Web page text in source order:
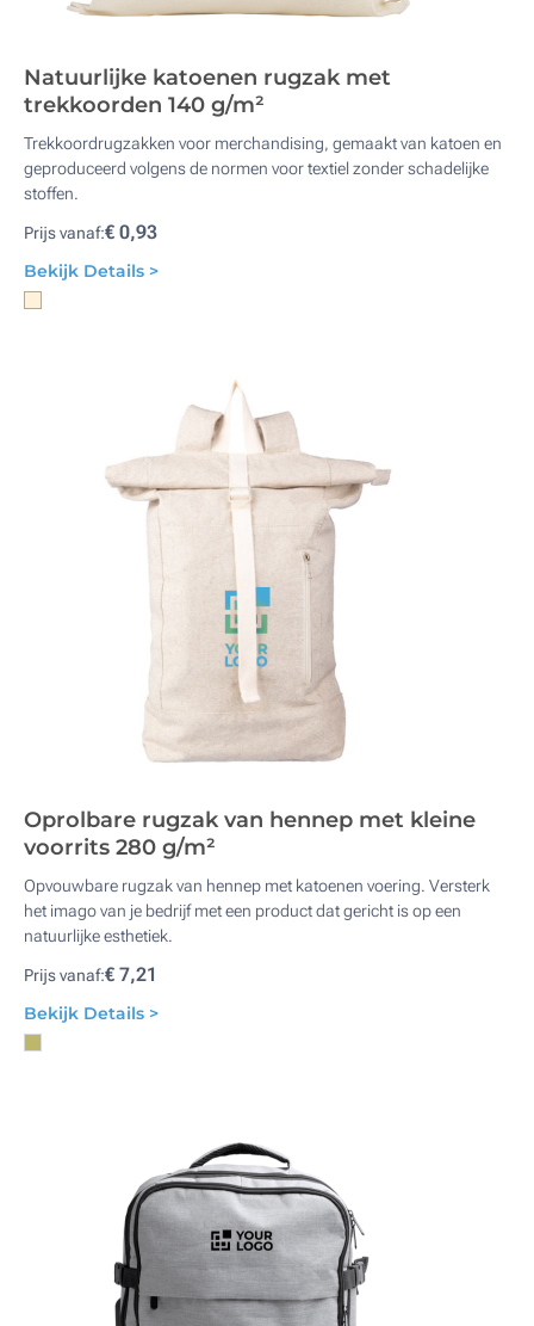
Natuurlijke katoenen rugzak met
trekkoorden 140 g/m²
Trekkoordrugzakken voor merchandising, gemaakt van katoen en
geproduceerd volgens de normen voor textiel zonder schadelijke
stoffen.
Prijs vanaf:€ 0,93
Bekijk Details >
Oprolbare rugzak van hennep met kleine
voorrits 280 g/m²
Opvouwbare rugzak van hennep met katoenen voering. Versterk
het imago van je bedrijf met een product dat gericht is op een
natuurlijke esthetiek.
Prijs vanaf:€ 7,21
Bekijk Details >